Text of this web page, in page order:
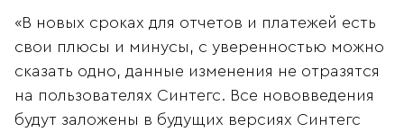
«В новых сроках для отчетов и платежей есть
свои плюсы и минусы, с уверенностью можно
сказать одно, данные изменения не отразятся
на пользователях Синтегс. Все нововведения
будут заложены в будущих версиях Синтегс